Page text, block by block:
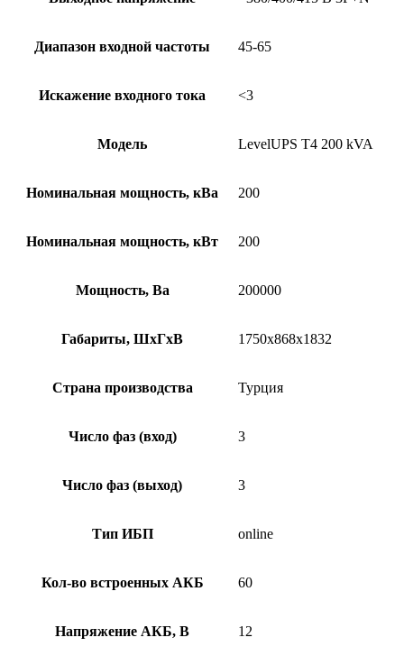
Диапазон входной частоты 45-65
Искажение входного тока <3
Модель LevelUPS T4 200 kVA
Номинальная мощность, кВа 200
Номинальная мощность, кВт 200
Мощность, Ва 200000
Габариты, ШхГхВ 1750x868x1832
Страна производства Турция
Число фаз (вход) 3
Число фаз (выход) 3
Тип ИБП online
Кол-во встроенных АКБ 60
Напряжение АКБ, В 12